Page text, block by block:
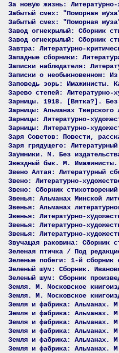
За новую жизнь:
Забытый смех: "Поморная
Забытый смех: "Поморная
Завод огнекрылый: Сборник
Завод огнекрылый: Сборник
Завтра: Литературно-
Западные сборники:
Записки наблюдателя:
Записки о необыкновенном:
Заповедь зорь: Имажинисты.
Зарево степей: Литературно-
Зарницы. 1918. [Вятка?]. Без
Зарницы: Альманах
Зарницы: Литературно-
Зарницы: Литературно-
Заря Советов: Повести,
Заря грядущего:
Заумники. М. Без
Звездный бык. М. Имажинисты.
Звено Алтая: Литературный
Звено: Литературно-
Звено: Сборник
Звенья: Альманах Минской
Звенья: Альманах
Звенья: Литературно-
Звенья: Литературно-
Звенья: Литературно-
Звучащая раковина: Сборник
Зеленая птичка / Под
Зеленые побеги: 1-й сборник
Зеленый шум: Сборник.
Зеленый шум: Сборник
Земля. М. Московское
Земля. М. Московское
Земля и фабрика:
Земля и фабрика:
Земля и фабрика:
Земля и фабрика:
Земля и фабрика:
Земля и фабрика: